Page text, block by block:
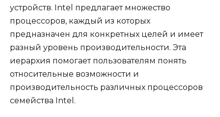
устройств. Intel предлагает множество
процессоров, каждый из которых
предназначен для конкретных целей и имеет
разный уровень производительности. Эта
иерархия помогает пользователям понять
относительные возможности и
производительность различных процессоров
семейства Intel.